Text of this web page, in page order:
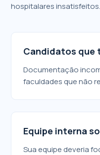
hospitalares insatisfeitos.
Candidatos que
Documentação
faculdades que não
Equipe interna
Sua equipe deveria